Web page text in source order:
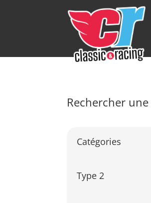
Rechercher
Catégories
Type 2